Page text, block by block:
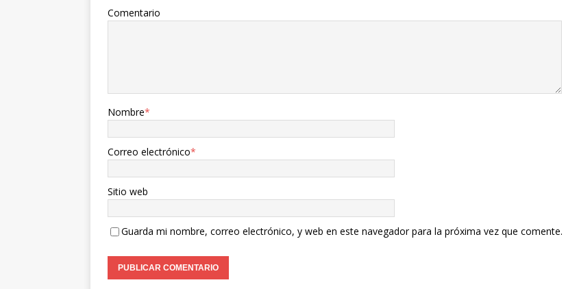
Comentario
Nombre*
Correo electrónico*
Sitio web
Guarda mi nombre, correo electrónico, y web en este navegador para la próxima vez que comente.